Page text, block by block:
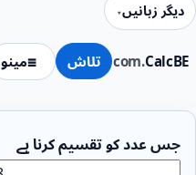
CalcBE
.com تلاش مینو
دیگر زبانیں
جس عدد کو تقسیم کرنا ہے